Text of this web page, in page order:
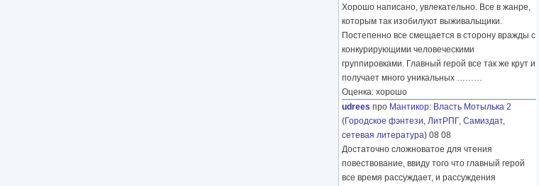
Хорошо написано, увлекательно. Все в жанре,
которым так изобилуют выживальщики.
Постепенно все смещается в сторону вражды с
конкурирующими человеческими
группировками. Главный герой все так же крут и
получает много уникальных ………
Оценка: хорошо
udrees про Мантикор: Власть Мотылька 2
(Городское фэнтези, ЛитРПГ, Самиздат,
сетевая литература) 08 08
Достаточно сложноватое для чтения
повествование, ввиду того что главный герой
все время рассуждает, и рассуждения